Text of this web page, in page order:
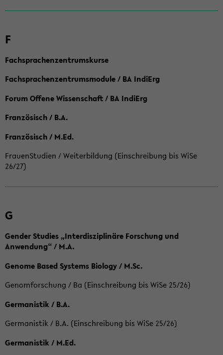
F
Fachsprachenzentrumskurse
Fachsprachenzentrumsmodule / BA IndiErg
Forum Offene Wissenschaft / BA IndiErg
Französisch / B.A.
Französisch / M.Ed.
FrauenStudien / Weiterbildung (Einschreibung bis WiSe
26/27)
G
Gender Studies „Interdisziplinäre Forschung und
Anwendung“ / M.A.
Genome Based Systems Biology / M.Sc.
Genomforschung / Ba (Einschreibung bis WiSe 25/26)
Germanistik / B.A.
Germanistik / B.A. (Einschreibung bis WiSe 25/26)
Germanistik / M.Ed.